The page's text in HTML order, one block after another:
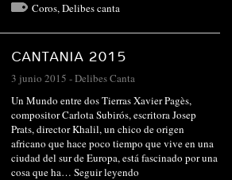
Coros,Delibes canta
CANTANIA 2015
3 junio 2015 -Delibes Canta
Un Mundo entre dos Tierras Xavier Pagès,
compositor Carlota Subirós, escritora Josep
Prats, director Khalil, un chico de origen
africano que hace poco tiempo que vive en una
ciudad del sur de Europa, está fascinado por una
cosa que ha… Seguir leyendo